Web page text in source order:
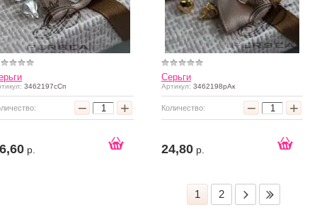
3462197сСп
− +
р.
Серьги
Артикул: 3462198рАк
Количество: − +
24,80 р.
1 2